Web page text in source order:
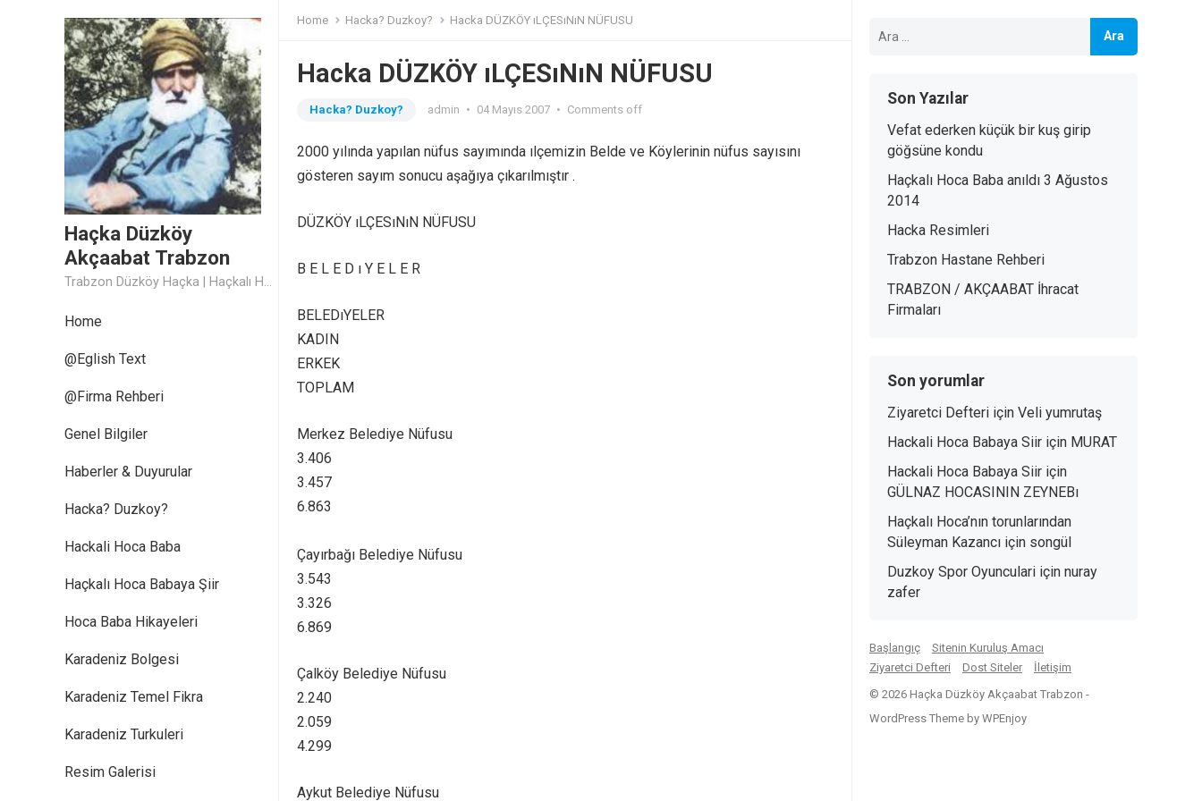
Haçka Düzköy
Akçaabat Trabzon
Trabzon Düzköy Haçka | Haçkalı Hoca Baba
Home
@Eglish Text
@Firma Rehberi
Genel Bilgiler
Haberler & Duyurular
Hacka? Duzkoy?
Hackali Hoca Baba
Haçkalı Hoca Babaya Şiir
Hoca Baba Hikayeleri
Karadeniz Bolgesi
Karadeniz Temel Fikra
Karadeniz Turkuleri
Resim Galerisi
Home Hacka? Duzkoy? Hacka DÜZKÖY ıLÇESıNıN NÜFUSU
Hacka DÜZKÖY ıLÇESıNıN NÜFUSU
Hacka? Duzkoy? admin • 04 Mayıs 2007 • Comments off
2000 yılında yapılan nüfus sayımında ılçemizin Belde ve Köylerinin nüfus sayısını
gösteren sayım sonucu aşağıya çıkarılmıştır .
DÜZKÖY ıLÇESıNıN NÜFUSU
B E L E D ı Y E L E R
BELEDıYELER
KADIN
ERKEK
TOPLAM
Merkez Belediye Nüfusu
3.406
3.457
6.863
Çayırbağı Belediye Nüfusu
3.543
3.326
6.869
Çalköy Belediye Nüfusu
2.240
2.059
4.299
Aykut Belediye Nüfusu
Son Yazılar
Vefat ederken küçük bir kuş girip
göğsüne kondu
Haçkalı Hoca Baba anıldı 3 Ağustos
2014
Hacka Resimleri
Trabzon Hastane Rehberi
TRABZON / AKÇAABAT İhracat
Firmaları
Son yorumlar
Ziyaretci Defteri için Veli yumrutaş
Hackali Hoca Babaya Siir için MURAT
Hackali Hoca Babaya Siir için
GÜLNAZ HOCASININ ZEYNEBı
Haçkalı Hoca’nın torunlarından
Süleyman Kazancı için songül
Duzkoy Spor Oyunculari için nuray
zafer
Başlangıç
Sitenin Kuruluş Amacı
Ziyaretci Defteri
Dost Siteler
İletişim
© 2026 Haçka Düzköy Akçaabat Trabzon -
WordPress Theme by WPEnjoy